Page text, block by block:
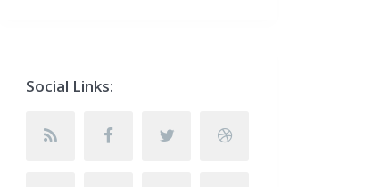
Social Links: